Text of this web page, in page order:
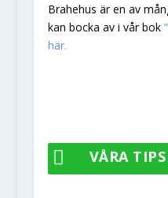
Brahehus är en av
kan bocka av i vår bok
här.
 VÅRA TIPS